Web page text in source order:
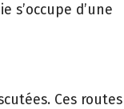
s’occupe d’une
Ces routes